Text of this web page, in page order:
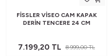
FISSLER VISEO CAM KAPAK
DERIN TENCERE 24 CM
7.199,20 TL 8.999,00TL